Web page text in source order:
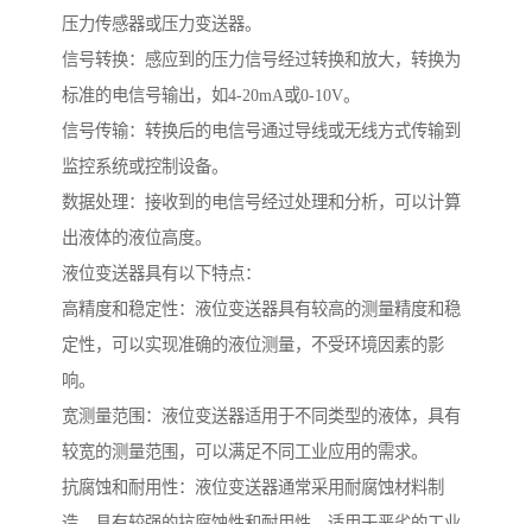
压力传感器或压力变送器。
信号转换：感应到的压力信号经过转换和放大，转换为
标准的电信号输出，如4-20mA或0-10V。
信号传输：转换后的电信号通过导线或无线方式传输到
监控系统或控制设备。
数据处理：接收到的电信号经过处理和分析，可以计算
出液体的液位高度。
液位变送器具有以下特点：
高精度和稳定性：液位变送器具有较高的测量精度和稳
定性，可以实现准确的液位测量，不受环境因素的影
响。
宽测量范围：液位变送器适用于不同类型的液体，具有
较宽的测量范围，可以满足不同工业应用的需求。
抗腐蚀和耐用性：液位变送器通常采用耐腐蚀材料制